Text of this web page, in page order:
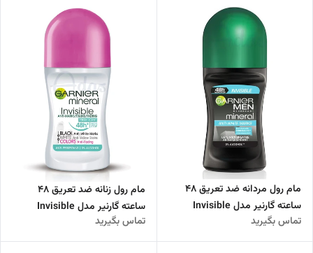
مام رول مردانه ضد تعریق 48
ساعته گارنیر مدل Invisible
تماس بگیرید
مام رول زنانه ضد تعریق 48
ساعته گارنیر مدل Invisible
تماس بگیرید